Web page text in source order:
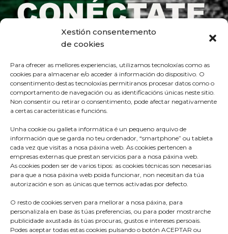
Xestión consentemento
de cookies
Para ofrecer as mellores experiencias, utilizamos tecnoloxías como as
cookies para almacenar e/o acceder á información do dispositivo. O
consentimento destas tecnoloxías permitiranos procesar datos como o
comportamento de navegación ou as identificacións únicas neste sitio.
Non consentir ou retirar o consentimento, pode afectar negativamente
a certas características e funcións.
Unha cookie ou galleta informática é un pequeno arquivo de
información que se garda no teu ordenador, “smartphone” ou tableta
cada vez que visitas a nosa páxina web. As cookies pertencen a
empresas externas que prestan servicios para a nosa páxina web.
As cookies poden ser de varios tipos: as cookies técnicas son necesarias
para que a nosa páxina web poida funcionar, non necesitan da túa
autorización e son as únicas que temos activadas por defecto.
O resto de cookies serven para mellorar a nosa páxina, para
personalizala en base ás túas preferencias, ou para poder mostrarche
publicidade axustada ás túas procuras, gustos e intereses persoais.
Podes aceptar todas estas cookies pulsando o botón ACEPTAR ou
Praza do Concello s/n
Telf: 986570165
info@aestrada.gal